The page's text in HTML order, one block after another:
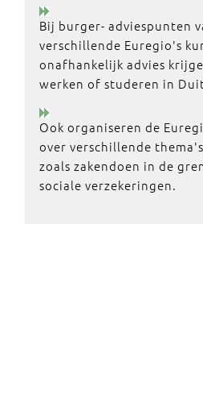
Bij burger- adviespunten
verschillende Euregio's
onafhankelijk advies
werken of studeren in
Ook organiseren de
over verschillende thema's,
zoals zakendoen in de
sociale verzekeringen.